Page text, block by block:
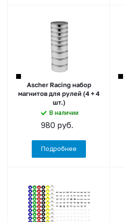
Ascher Racing набор
магнитов для рулей (4 + 4
шт.)
В наличии
980 руб.
Подробнее